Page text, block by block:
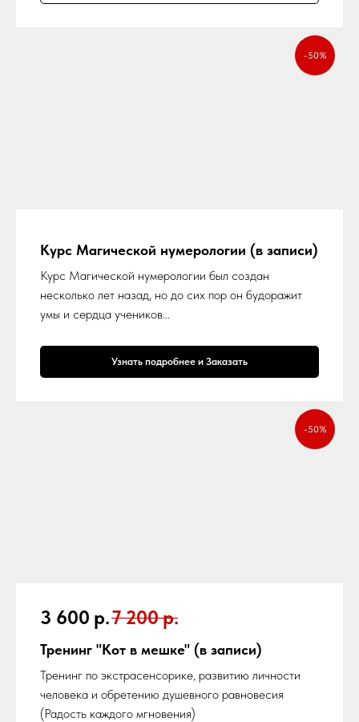
-50%
Курс Магической нумерологии (в записи)
Курс Магической нумерологии был создан
несколько лет назад, но до сих пор он будоражит
умы и сердца учеников...
Узнать подробнее и Заказать
-50%
3 600 р.7 200р.
Тренинг "Кот в мешке" (в записи)
Тренинг по экстрасенсорике, развитию личности
человека и обретению душевного равновесия
(Радость каждого мгновения)